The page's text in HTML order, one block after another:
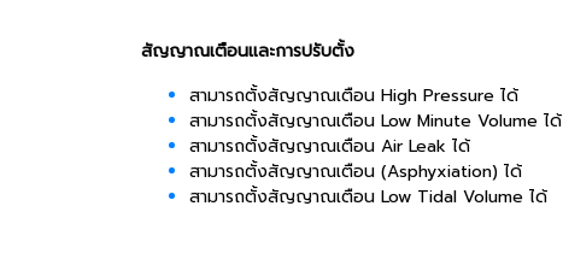
สัญญาณเตือนและการปรับตั้ง
สามารถตั้งสัญญาณเตือน High Pressure ได้
สามารถตั้งสัญญาณเตือน Low Minute Volume ได้
สามารถตั้งสัญญาณเตือน Air Leak ได้
สามารถตั้งสัญญาณเตือน (Asphyxiation) ได้
สามารถตั้งสัญญาณเตือน Low Tidal Volume ได้